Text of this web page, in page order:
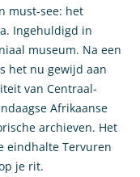
must-see: het
Ingehuldigd in
museum. Na een
het nu gewijd aan
van Centraal-
Afrikaanse
archieven. Het
eindhalte Tervuren
je rit.